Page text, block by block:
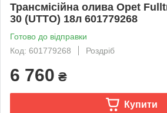
Трансмісійна олива Opet
30 (UTTO) 18л 601779268
Готово до відправки
Код: 601779268
Роздріб
6 760 ₴
Купити